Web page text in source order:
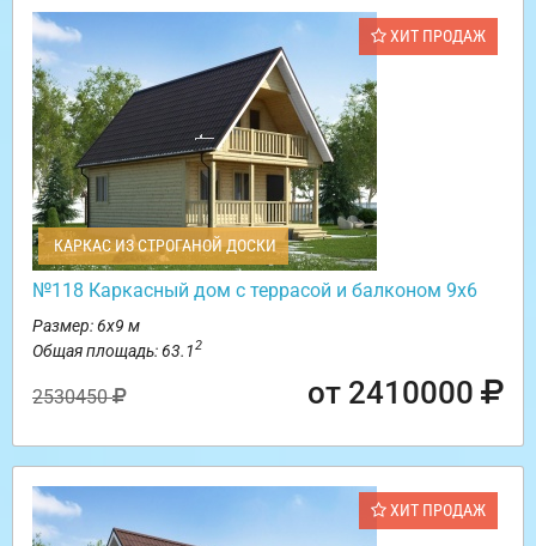
ХИТ ПРОДАЖ
КАРКАС ИЗ СТРОГАНОЙ ДОСКИ
№118 Каркасный дом с террасой и балконом 9х6
Размер: 6х9 м
Общая площадь: 63.12
2530450 от 2410000
ХИТ ПРОДАЖ